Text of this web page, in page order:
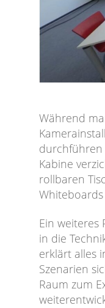
Während
durchführen
Kabine
rollbaren
Ein weiteres
in die
erklärt alles
Szenarien
Raum zum